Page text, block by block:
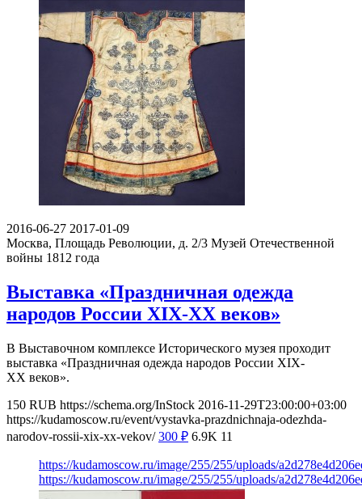
2016-06-27 2017-01-09
Москва, Площадь Революции, д. 2/3 Музей Отечественной
войны 1812 года
Выставка «Праздничная одежда
народов России XIX-XX веков»
В Выставочном комплексе Исторического музея проходит
выставка «Праздничная одежда народов России XIX-
XX веков».
150 RUB https://schema.org/InStock 2016-11-29T23:00:00+03:00
https://kudamoscow.ru/event/vystavka-prazdnichnaja-odezhda-
narodov-rossii-xix-xx-vekov/ 300 ₽ 6.9K 11
https://kudamoscow.ru/image/255/255/uploads/
https://kudamoscow.ru/image/255/255/uploads/